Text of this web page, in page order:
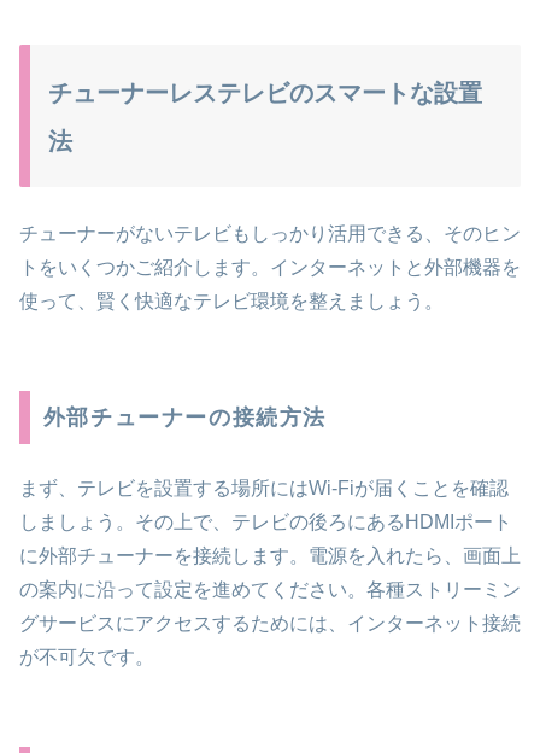
チューナーレステレビのスマートな設置
法
チューナーがないテレビもしっかり活用できる、そのヒン
トをいくつかご紹介します。インターネットと外部機器を
使って、賢く快適なテレビ環境を整えましょう。
外部チューナーの接続方法
まず、テレビを設置する場所にはWi-Fiが届くことを確認
しましょう。その上で、テレビの後ろにあるHDMIポート
に外部チューナーを接続します。電源を入れたら、画面上
の案内に沿って設定を進めてください。各種ストリーミン
グサービスにアクセスするためには、インターネット接続
が不可欠です。